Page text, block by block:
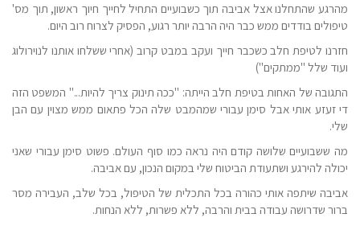
מהרגע שהתחלנו אצל אביבה תוך כשבועיים התחיל לחייך חיוך ראשון, תוך מס'
טיפולים בודדים ממש כבר היה הרבה יותר רגוע, הפסיק לצרוח רוב היום.
חזרנו לטיפת חלב כשכבר חייך ועקב במבט קרוב (אחרי ששלחו אותנו לנוירולוג
ועוד שלל "ממתקים")
התגובה של האחות בטיפת חלב הייתה: "ככה תינוק צריך להיות..." המשפט הזה
די זעזע אותי אבל סימן עבורי שמהמבט שלה הכל פתאום ממש מצוין עם הבן
שלי.
מה ששבועיים שלושה קודם היה נראה כמו סוף העולם. פשוט סימן עבורי שאני
יכולה להירגע ושתעודת הביטוח שלי במקום הנכון, עם אביבה.
אביבה שיתפה אותי כהורה בכל התכלית של הטיפול, בכל שלב, העבירה מסר
ברור שדרושה עבודה בבית והרבה, ללא פשרות, ללא הנחות.